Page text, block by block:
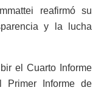
reafirmó su
y la lucha
el Cuarto Informe
Primer Informe de